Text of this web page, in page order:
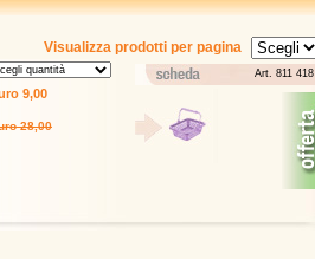
Visualizza prodotti per pagina
Art. 811 418